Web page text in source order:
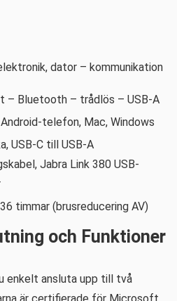
dator – kommunikation
– Bluetooth – trådlös – USB-A
telefon, Mac, Windows
USB-C till USB-A
Jabra Link 380 USB-
timmar (brusreducering AV)
och Funktioner
enkelt ansluta upp till två